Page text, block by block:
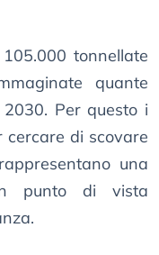
tonnellate
quante
Per questo i
di scovare
una
punto di vista